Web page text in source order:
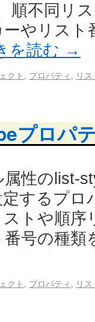
順不同リ
やリス
を読む →
クト, プロパティ, リ
プロパ
性のlist-
するプ
トや順
号の種
クト, プロパティ, リ